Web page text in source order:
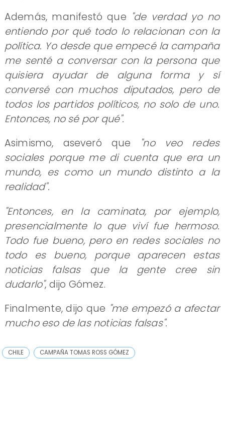
Además, manifestó que "de verdad yo no
entiendo por qué todo lo relacionan con la
política. Yo desde que empecé la campaña
me senté a conversar con la persona que
quisiera ayudar de alguna forma y sí
conversé con muchos diputados, pero de
todos los partidos políticos, no solo de uno.
Entonces, no sé por qué".
Asimismo, aseveró que
"no veo redes
sociales porque me di cuenta que era un
mundo, es como un mundo distinto a la
realidad".
"Entonces, en la caminata, por ejemplo,
presencialmente lo que viví fue hermoso.
Todo fue bueno, pero en redes sociales no
todo es bueno, porque aparecen estas
noticias falsas que la gente cree sin
dudarlo", dijo Gómez.
Finalmente, dijo que "me empezó a afectar
mucho eso de las noticias falsas".
CHILE CAMPAÑA TOMAS ROSS GÓMEZ